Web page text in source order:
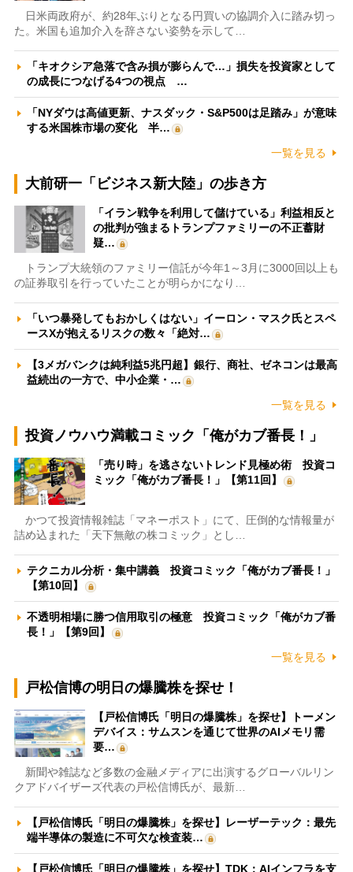
日米両政府が、約28年ぶりとなる円買いの協調介入に踏み切っ
た。米国も追加介入を辞さない姿勢を示して…
「キオクシア急落で含み損が膨らんで…」損失を投資家として
の成長につなげる4つの視点 …
「NYダウは高値更新、ナスダック・S&P500は足踏み」が意味
する米国株市場の変化 半…
一覧を見る
大前研一「ビジネス新大陸」の歩き方
「イラン戦争を利用して儲けている」利益相反と
の批判が強まるトランプファミリーの不正蓄財
疑…
トランプ大統領のファミリー信託が今年1～3月に3000回以上も
の証券取引を行っていたことが明らかになり…
「いつ暴発してもおかしくはない」イーロン・マスク氏とスペ
ースXが抱えるリスクの数々「絶対…
【3メガバンクは純利益5兆円超】銀行、商社、ゼネコンは最高
益続出の一方で、中小企業・…
一覧を見る
投資ノウハウ満載コミック「俺がカブ番長！」
「売り時」を逃さないトレンド見極め術 投資コ
ミック「俺がカブ番長！」【第11回】
かつて投資情報雑誌「マネーポスト」にて、圧倒的な情報量が
詰め込まれた「天下無敵の株コミック」とし…
テクニカル分析・集中講義 投資コミック「俺がカブ番長！」
【第10回】
不透明相場に勝つ信用取引の極意 投資コミック「俺がカブ番
長！」【第9回】
一覧を見る
戸松信博の明日の爆騰株を探せ！
【戸松信博氏「明日の爆騰株」を探せ】トーメン
デバイス：サムスンを通じて世界のAIメモリ需
要…
新聞や雑誌など多数の金融メディアに出演するグローバルリン
クアドバイザーズ代表の戸松信博氏が、最新…
【戸松信博氏「明日の爆騰株」を探せ】レーザーテック：最先
端半導体の製造に不可欠な検査装…
【戸松信博氏「明日の爆騰株」を探せ】TDK：AIインフラを支